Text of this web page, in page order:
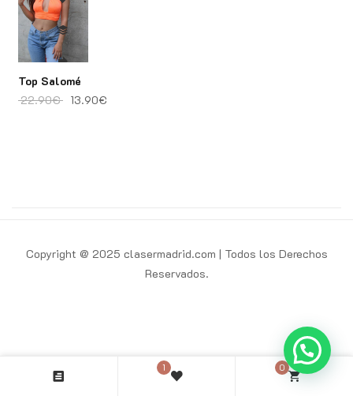
1 0
Top Salomé
22.90€ El precio original era: 22.90€.
13.90€El precio actual es: 13.90€.
Copyright @ 2025 clasermadrid.com | Todos los Derechos
Reservados.